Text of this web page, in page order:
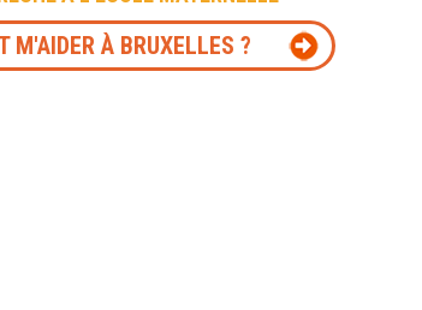
M'AIDER À BRUXELLES ?